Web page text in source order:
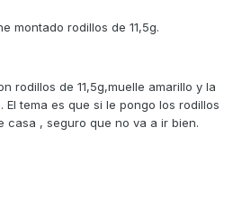
montado rodillos de 11,5g.
rodillos de 11,5g,muelle amarillo y la
El tema es que si le pongo los rodillos
casa , seguro que no va a ir bien.